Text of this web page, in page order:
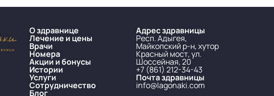
О здравнице
Лечение и цены
Врачи
Номера
Акции и бонусы
Истории
Услуги
Сотрудничество
Блог
Адрес здравницы
Респ. Адыгея,
Майкопский р-н, хутор
Красный мост, ул.
Шоссейная, 20
+7 (861) 212-34-43
Почта здравницы
info@lagonaki.com